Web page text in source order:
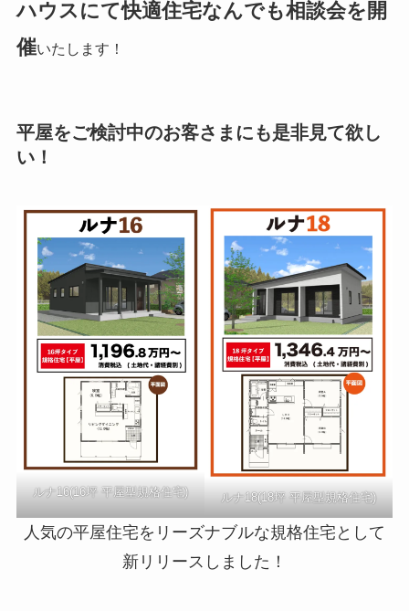
ハウスにて快適住宅なんでも相談会を開
催いたします！
平屋をご検討中のお客さまにも是非見て欲し
い！
ルナ16(16坪 平屋型規格住宅) ルナ18(18坪 平屋型規格住宅)
人気の平屋住宅をリーズナブルな規格住宅として
新リリースしました！